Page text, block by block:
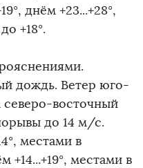
днём +23...+28°,
+18°.
дождь. Ветер юго-
восточный
до 14 м/с.
местами в
+14...+19°, местами в